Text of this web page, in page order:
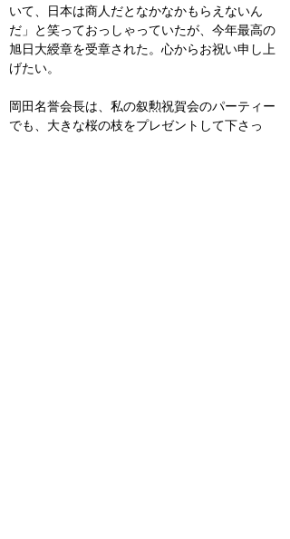
いて、日本は商人だとなかなかもらえないん
だ」と笑っておっしゃっていたが、今年最高の
旭日大綬章を受章された。心からお祝い申し上
げたい。
岡田名誉会長は、私の叙勲祝賀会のパーティー
でも、大きな桜の枝をプレゼントして下さっ